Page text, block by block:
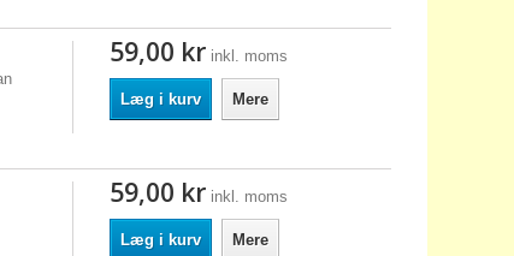
59,00 kr inkl. moms
Læg i kurv Mere
59,00 kr inkl. moms
Læg i kurv Mere